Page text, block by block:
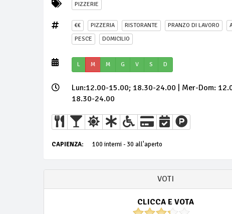
PIZZERIE
€€ PIZZERIA RISTORANTE PRANZO DI LAVORO
PESCE
DOMICILIO
L M M G V S D
Lun:12.00-15.00; 18.30-24.00 | Mer-Dom:
18.30-24.00
CAPIENZA: 100 interni - 30 all'aperto
VOTI
CLICCA E VOTA